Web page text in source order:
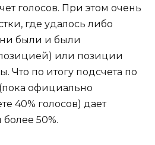
голосов. При этом очень
где удалось либо
были и были
или позиции
Что по итогу подсчета по
официально
40% голосов) дает
50%.